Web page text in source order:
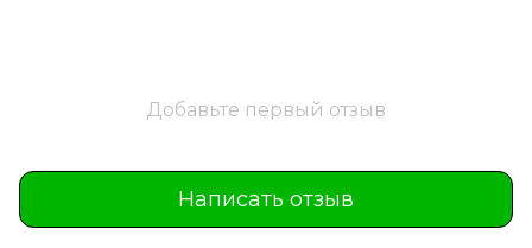
Добавьте первый отзыв
Написать отзыв